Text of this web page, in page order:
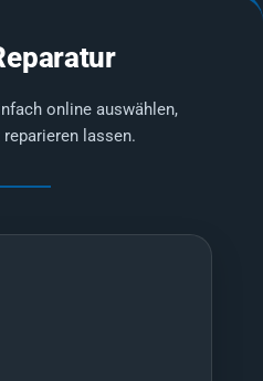
online auswählen,
lassen.